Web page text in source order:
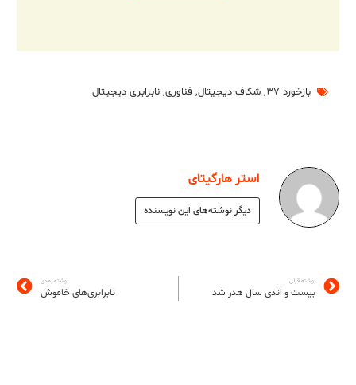
بازخورد ۳۷ , شکاف دیجیتال, فناوری, نابرابری دیجیتال
استر هارگیتای
دیگر نوشته‌های این نویسنده
نوشته قبلی
بیست و اندی سال هدر شد
نوشته بعدی
نابرابری‌های خاموش